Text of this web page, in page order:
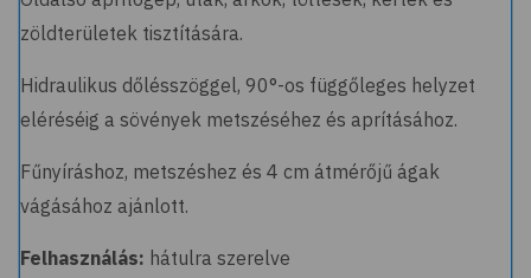
zöldterületek tisztítására.
Hidraulikus dőlésszöggel, 90°-os függőleges helyzet
eléréséig a sövények metszéséhez és aprításához.
Fűnyíráshoz, metszéshez és 4 cm átmérőjű ágak
vágásához ajánlott.
Felhasználás: hátulra szerelve